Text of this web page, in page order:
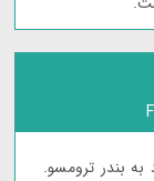
09:00 صبح ورود به بندر ترومسو.